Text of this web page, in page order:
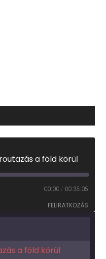
a föld körül
00:00 / 00:35:05
FELIRATKOZÁS
a föld körül